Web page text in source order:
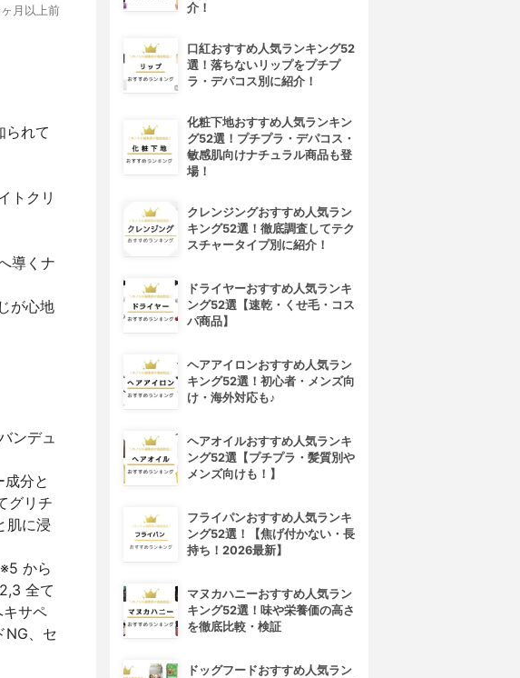
月以上前
られて
トクリ
導くナ
が心地
ンデュ
分と
グリチ
肌に浸
から
全て
サペ
NG、セ
介！
口紅おすすめ人気ランキング52
選！落ちないリップをプチプ
ラ・デパコス別に紹介！
化粧下地おすすめ人気ランキン
グ52選！プチプラ・デパコス・
敏感肌向けナチュラル商品も登
場！
クレンジングおすすめ人気ラン
キング52選！徹底調査してテク
スチャータイプ別に紹介！
ドライヤーおすすめ人気ランキ
ング52選【速乾・くせ毛・コス
パ商品】
ヘアアイロンおすすめ人気ラン
キング52選！初心者・メンズ向
け・海外対応も♪
ヘアオイルおすすめ人気ランキ
ング52選【プチプラ・髪質別や
メンズ向けも！】
フライパンおすすめ人気ランキ
ング52選！【焦げ付かない・長
持ち！2026最新】
マヌカハニーおすすめ人気ラン
キング52選！味や栄養価の高さ
を徹底比較・検証
ドッグフードおすすめ人気ラン